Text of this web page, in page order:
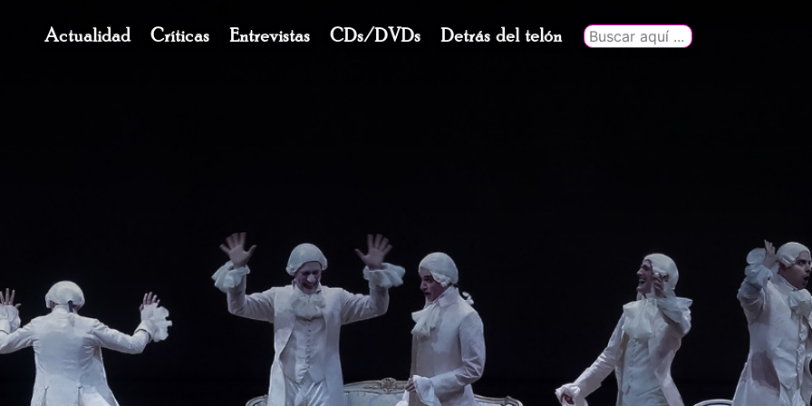
Navegación
Actualidad Críticas Entrevistas CDs/DVDs Detrás del telón
Buscar